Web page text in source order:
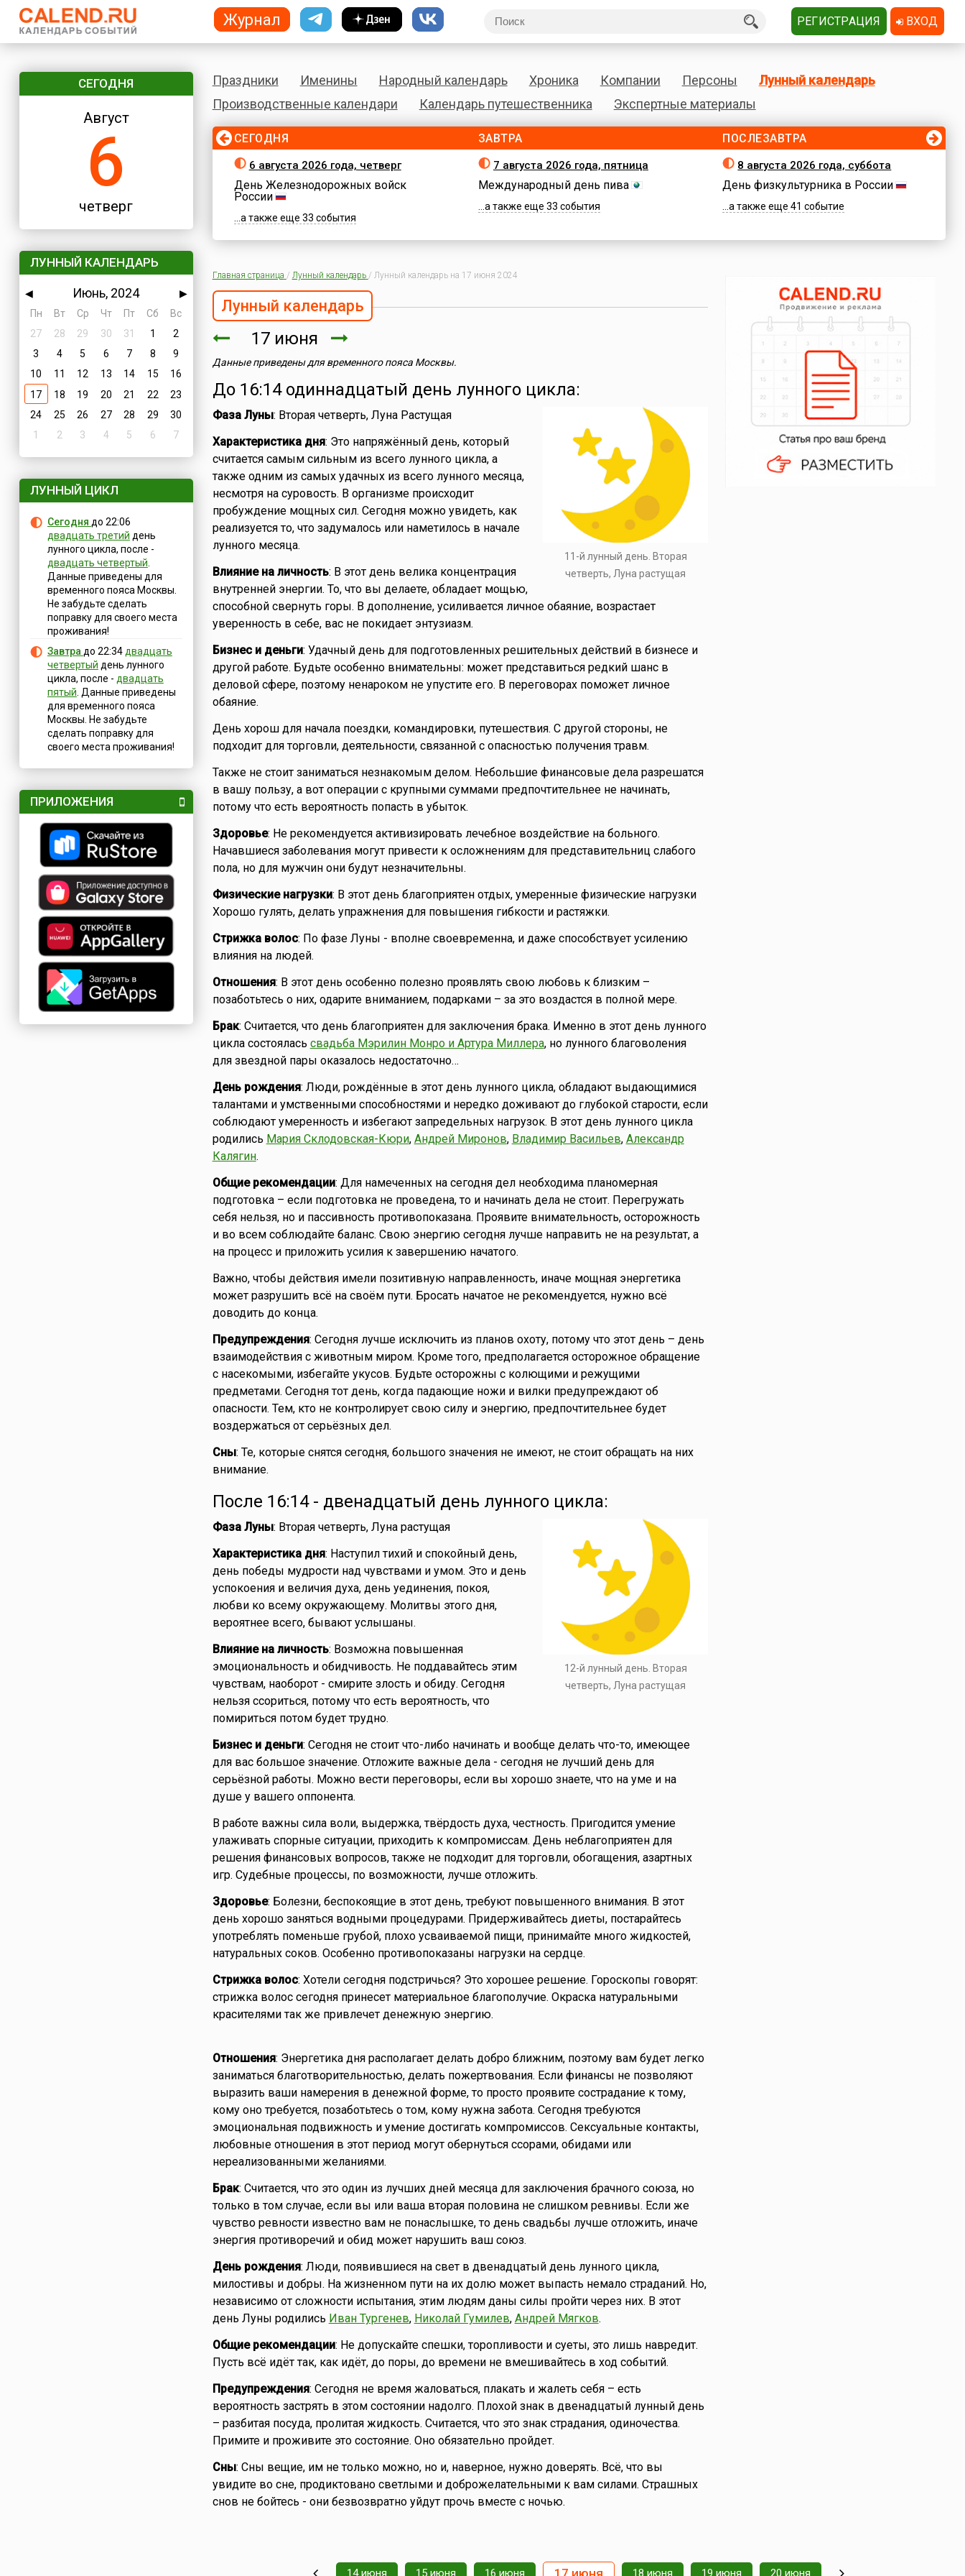
СЕГОДНЯ
Август
6
четверг
ЛУННЫЙ КАЛЕНДАРЬ
◀ Июнь, 2024
▶
Пн
Вт Ср Чт Пт Сб
Вс
27
28 29 30 31 1
2
3
4 5 6 7 8
9
10
11 12 13 14 15
16
17
18 19 20 21 22
23
24
25 26 27 28 29
30
1
2 3 4 5 6 7
ЛУННЫЙ ЦИКЛ
Сегодня до 22:06
двадцать третий день
лунного цикла, после -
двадцать четвертый
Данные приведены для
временного пояса Москвы.
Не забудьте сделать
поправку для своего места
проживания!
Завтра до 22:34 двадцать
четвертый день лунного
цикла, после - двадцать
пятый . Данные приведены
для временного пояса
Москвы. Не забудьте
сделать поправку для
своего места проживания!
ПРИЛОЖЕНИЯ
Праздники Именины Народный календарь Хроника Компании Персоны
Лунный календарь
Производственные календари
Календарь путешественника Экспертные материалы
СЕГОДНЯ
6 августа 2026 года, четверг
День Железнодорожных войск
России
...а также еще 33 события
ЗАВТРА
7 августа 2026 года, пятница
Международный день пива
...а также еще 33 события
ПОСЛЕЗАВТРА
8 августа 2026 года, суббота
День физкультурника в России
...а также еще 41 событие
Главная страница / Лунный календарь / Лунный календарь на 17 июня 2024
Лунный календарь
17 июня
Данные приведены для временного пояса Москвы.
До 16:14 одиннадцатый день лунного цикла:
11-й лунный день. Вторая
четверть, Луна растущая
Фаза Луны: Вторая четверть, Луна Растущая
Характеристика дня: Это напряжённый день, который
считается самым сильным из всего лунного цикла, а
также одним из самых удачных из всего лунного месяца,
несмотря на суровость. В организме происходит
пробуждение мощных сил. Сегодня можно увидеть, как
реализуется то, что задумалось или наметилось в начале
лунного месяца.
Влияние на личность: В этот день велика концентрация
внутренней энергии. То, что вы делаете, обладает мощью,
способной свернуть горы. В дополнение, усиливается личное обаяние, возрастает
уверенность в себе, вас не покидает энтузиазм.
Бизнес и деньги: Удачный день для подготовленных решительных действий в бизнесе и
другой работе. Будьте особенно внимательны: может представиться редкий шанс в
деловой сфере, поэтому ненароком не упустите его. В переговорах поможет личное
обаяние.
День хорош для начала поездки, командировки, путешествия. С другой стороны, не
подходит для торговли, деятельности, связанной с опасностью получения травм.
Также не стоит заниматься незнакомым делом. Небольшие финансовые дела разрешатся
в вашу пользу, а вот операции с крупными суммами предпочтительнее не начинать,
потому что есть вероятность попасть в убыток.
Здоровье: Не рекомендуется активизировать лечебное воздействие на больного.
Начавшиеся заболевания могут привести к осложнениям для представительниц слабого
пола, но для мужчин они будут незначительны.
Физические нагрузки: В этот день благоприятен отдых, умеренные физические нагрузки
Хорошо гулять, делать упражнения для повышения гибкости и растяжки.
Стрижка волос: По фазе Луны - вполне своевременна, и даже способствует усилению
влияния на людей.
Отношения: В этот день особенно полезно проявлять свою любовь к близким –
позаботьтесь о них, одарите вниманием, подарками – за это воздастся в полной мере.
Брак: Считается, что день благоприятен для заключения брака. Именно в этот день лунного
цикла состоялась свадьба Мэрилин Монро и Артура Миллера, но лунного благоволения
для звездной пары оказалось недостаточно…
День рождения: Люди, рождённые в этот день лунного цикла, обладают выдающимися
талантами и умственными способностями и нередко доживают до глубокой старости, если
соблюдают умеренность и избегают запредельных нагрузок. В этот день лунного цикла
родились Мария Склодовская-Кюри, Андрей Миронов, Владимир Васильев, Александр
Калягин.
Общие рекомендации: Для намеченных на сегодня дел необходима планомерная
подготовка – если подготовка не проведена, то и начинать дела не стоит. Перегружать
себя нельзя, но и пассивность противопоказана. Проявите внимательность, осторожность
и во всем соблюдайте баланс. Свою энергию сегодня лучше направить не на результат, а
на процесс и приложить усилия к завершению начатого.
Важно, чтобы действия имели позитивную направленность, иначе мощная энергетика
может разрушить всё на своём пути. Бросать начатое не рекомендуется, нужно всё
доводить до конца.
Предупреждения: Сегодня лучше исключить из планов охоту, потому что этот день – день
взаимодействия с животным миром. Кроме того, предполагается осторожное обращение
с насекомыми, избегайте укусов. Будьте осторожны с колющими и режущими
предметами. Сегодня тот день, когда падающие ножи и вилки предупреждают об
опасности. Тем, кто не контролирует свою силу и энергию, предпочтительнее будет
воздержаться от серьёзных дел.
Сны: Те, которые снятся сегодня, большого значения не имеют, не стоит обращать на них
внимание.
После 16:14 - двенадцатый день лунного цикла:
12-й лунный день. Вторая
четверть, Луна растущая
Фаза Луны: Вторая четверть, Луна растущая
Характеристика дня: Наступил тихий и спокойный день,
день победы мудрости над чувствами и умом. Это и день
успокоения и величия духа, день уединения, покоя,
любви ко всему окружающему. Молитвы этого дня,
вероятнее всего, бывают услышаны.
Влияние на личность: Возможна повышенная
эмоциональность и обидчивость. Не поддавайтесь этим
чувствам, наоборот - смирите злость и обиду. Сегодня
нельзя ссориться, потому что есть вероятность, что
помириться потом будет трудно.
Бизнес и деньги: Сегодня не стоит что-либо начинать и вообще делать что-то, имеющее
для вас большое значение. Отложите важные дела - сегодня не лучший день для
серьёзной работы. Можно вести переговоры, если вы хорошо знаете, что на уме и на
душе у вашего оппонента.
В работе важны сила воли, выдержка, твёрдость духа, честность. Пригодится умение
улаживать спорные ситуации, приходить к компромиссам. День неблагоприятен для
решения финансовых вопросов, также не подходит для торговли, обогащения, азартных
игр. Судебные процессы, по возможности, лучше отложить.
Здоровье: Болезни, беспокоящие в этот день, требуют повышенного внимания. В этот
день хорошо заняться водными процедурами. Придерживайтесь диеты, постарайтесь
употреблять поменьше грубой, плохо усваиваемой пищи, принимайте много жидкостей,
натуральных соков. Особенно противопоказаны нагрузки на сердце.
Стрижка волос: Хотели сегодня подстричься? Это хорошее решение. Гороскопы говорят:
стрижка волос сегодня принесет материальное благополучие. Окраска натуральными
красителями так же привлечет денежную энергию.
Отношения: Энергетика дня располагает делать добро ближним, поэтому вам будет легко
заниматься благотворительностью, делать пожертвования. Если финансы не позволяют
выразить ваши намерения в денежной форме, то просто проявите сострадание к тому,
кому оно требуется, позаботьтесь о том, кому нужна забота. Сегодня требуются
эмоциональная подвижность и умение достигать компромиссов. Сексуальные контакты,
любовные отношения в этот период могут обернуться ссорами, обидами или
нереализованными желаниями.
Брак: Считается, что это один из лучших дней месяца для заключения брачного союза, но
только в том случае, если вы или ваша вторая половина не слишком ревнивы. Если же
чувство ревности известно вам не понаслышке, то день свадьбы лучше отложить, иначе
энергия противоречий и обид может нарушить ваш союз.
День рождения: Люди, появившиеся на свет в двенадцатый день лунного цикла,
милостивы и добры. На жизненном пути на их долю может выпасть немало страданий. Но,
независимо от сложности испытания, этим людям даны силы пройти через них. В этот
день Луны родились Иван Тургенев, Николай Гумилев, Андрей Мягков.
Общие рекомендации: Не допускайте спешки, торопливости и суеты, это лишь навредит.
Пусть всё идёт так, как идёт, до поры, до времени не вмешивайтесь в ход событий.
Предупреждения: Сегодня не время жаловаться, плакать и жалеть себя – есть
вероятность застрять в этом состоянии надолго. Плохой знак в двенадцатый лунный день
– разбитая посуда, пролитая жидкость. Считается, что это знак страдания, одиночества.
Примите и проживите это состояние. Оно обязательно пройдет.
Сны: Сны вещие, им не только можно, но и, наверное, нужно доверять. Всё, что вы
увидите во сне, продиктовано светлыми и доброжелательными к вам силами. Страшных
снов не бойтесь - они безвозвратно уйдут прочь вместе с ночью.
14 июня 15 июня 16 июня 17 июня 18 июня 19 июня 20 июня
Журнал РЕГИСТРАЦИЯ ВХОД